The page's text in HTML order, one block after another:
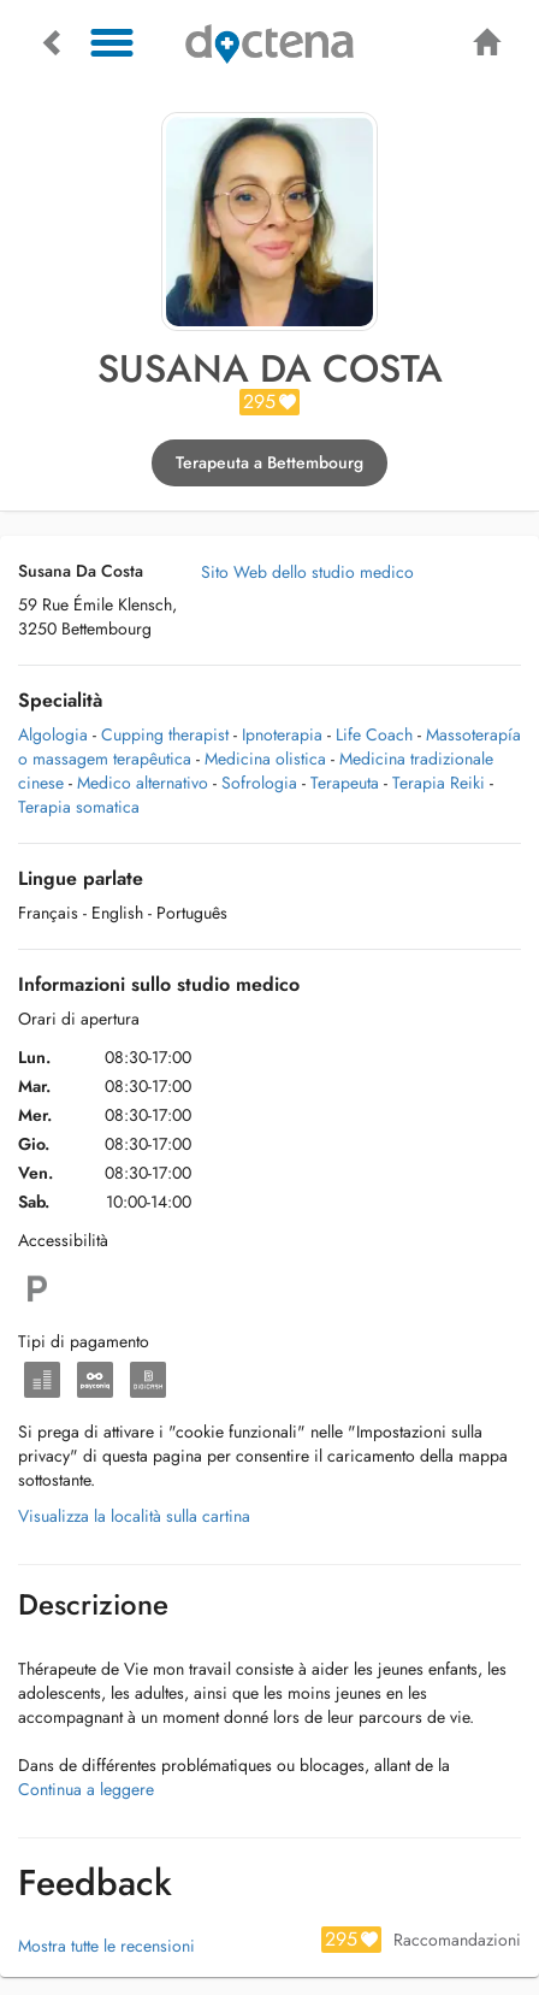
SUSANA DA COSTA
295
Terapeuta a Bettembourg
Susana Da Costa
59 Rue Émile Klensch,
3250 Bettembourg
Sito Web dello studio medico
Specialità
Algologia - Cupping therapist - Ipnoterapia - Life Coach - Massoterapía
o massagem terapêutica - Medicina olistica - Medicina tradizionale
cinese - Medico alternativo - Sofrologia - Terapeuta - Terapia Reiki -
Terapia somatica
Lingue parlate
Français - English - Português
Informazioni sullo studio medico
Orari di apertura
Lun.
08:30-17:00
Mar.
08:30-17:00
Mer.
08:30-17:00
Gio.
08:30-17:00
Ven.
08:30-17:00
Sab.
10:00-14:00
Accessibilità
Tipi di pagamento
Si prega di attivare i "cookie funzionali" nelle "Impostazioni sulla
privacy" di questa pagina per consentire il caricamento della mappa
sottostante.
Visualizza la località sulla cartina
Descrizione
Thérapeute de Vie mon travail consiste à aider les jeunes enfants, les
adolescents, les adultes, ainsi que les moins jeunes en les
accompagnant à un moment donné lors de leur parcours de vie.
Dans de différentes problématiques ou blocages, allant de la
confiance en soi, à des difficultés comme le stress, angoisses, Burn
de concentration, reconversion professionnelle, problèmes de
couples, grossesse mais aussi des souffrances liées à des traumas
La thérapie vous permettra d’identifier et de réveiller en vous des
ressources qui parfois ont été affaiblies ou diminuées dû aux
Continua a leggere
Feedback
Mostra tutte le recensioni 295 Raccomandazioni